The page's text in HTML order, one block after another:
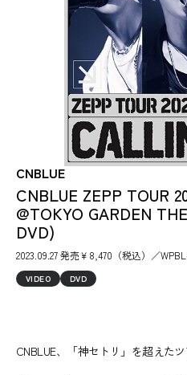
CNBLUE
CNBLUE ZEPP TOUR
@TOKYO GARDEN
DVD)
2023.09.27 発売￥8,470（税込）／
VIDEO DVD
CNBLUE、「神セトリ」を超えた